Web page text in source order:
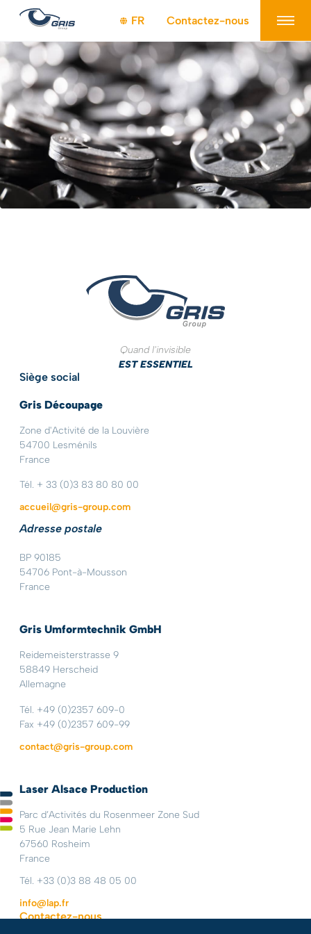
FR Contactez-nous
Quand l'invisible
EST ESSENTIEL
Siège social
Gris Découpage
Zone d'Activité de la Louvière
54700 Lesménils
France
Tél. + 33 (0)3 83 80 80 00
accueil@gris-group.com
Adresse postale
BP 90185
54706 Pont-à-Mousson
France
Gris Umformtechnik GmbH
Reidemeisterstrasse 9
58849 Herscheid
Allemagne
Tél. +49 (0)2357 609-0
Fax +49 (0)2357 609-99
contact@gris-group.com
Laser Alsace Production
Parc d’Activités du Rosenmeer Zone Sud
5 Rue Jean Marie Lehn
67560 Rosheim
France
Tél. +33 (0)3 88 48 05 00
info@lap.fr
Contactez-nous
Panneau de gestion des cookies